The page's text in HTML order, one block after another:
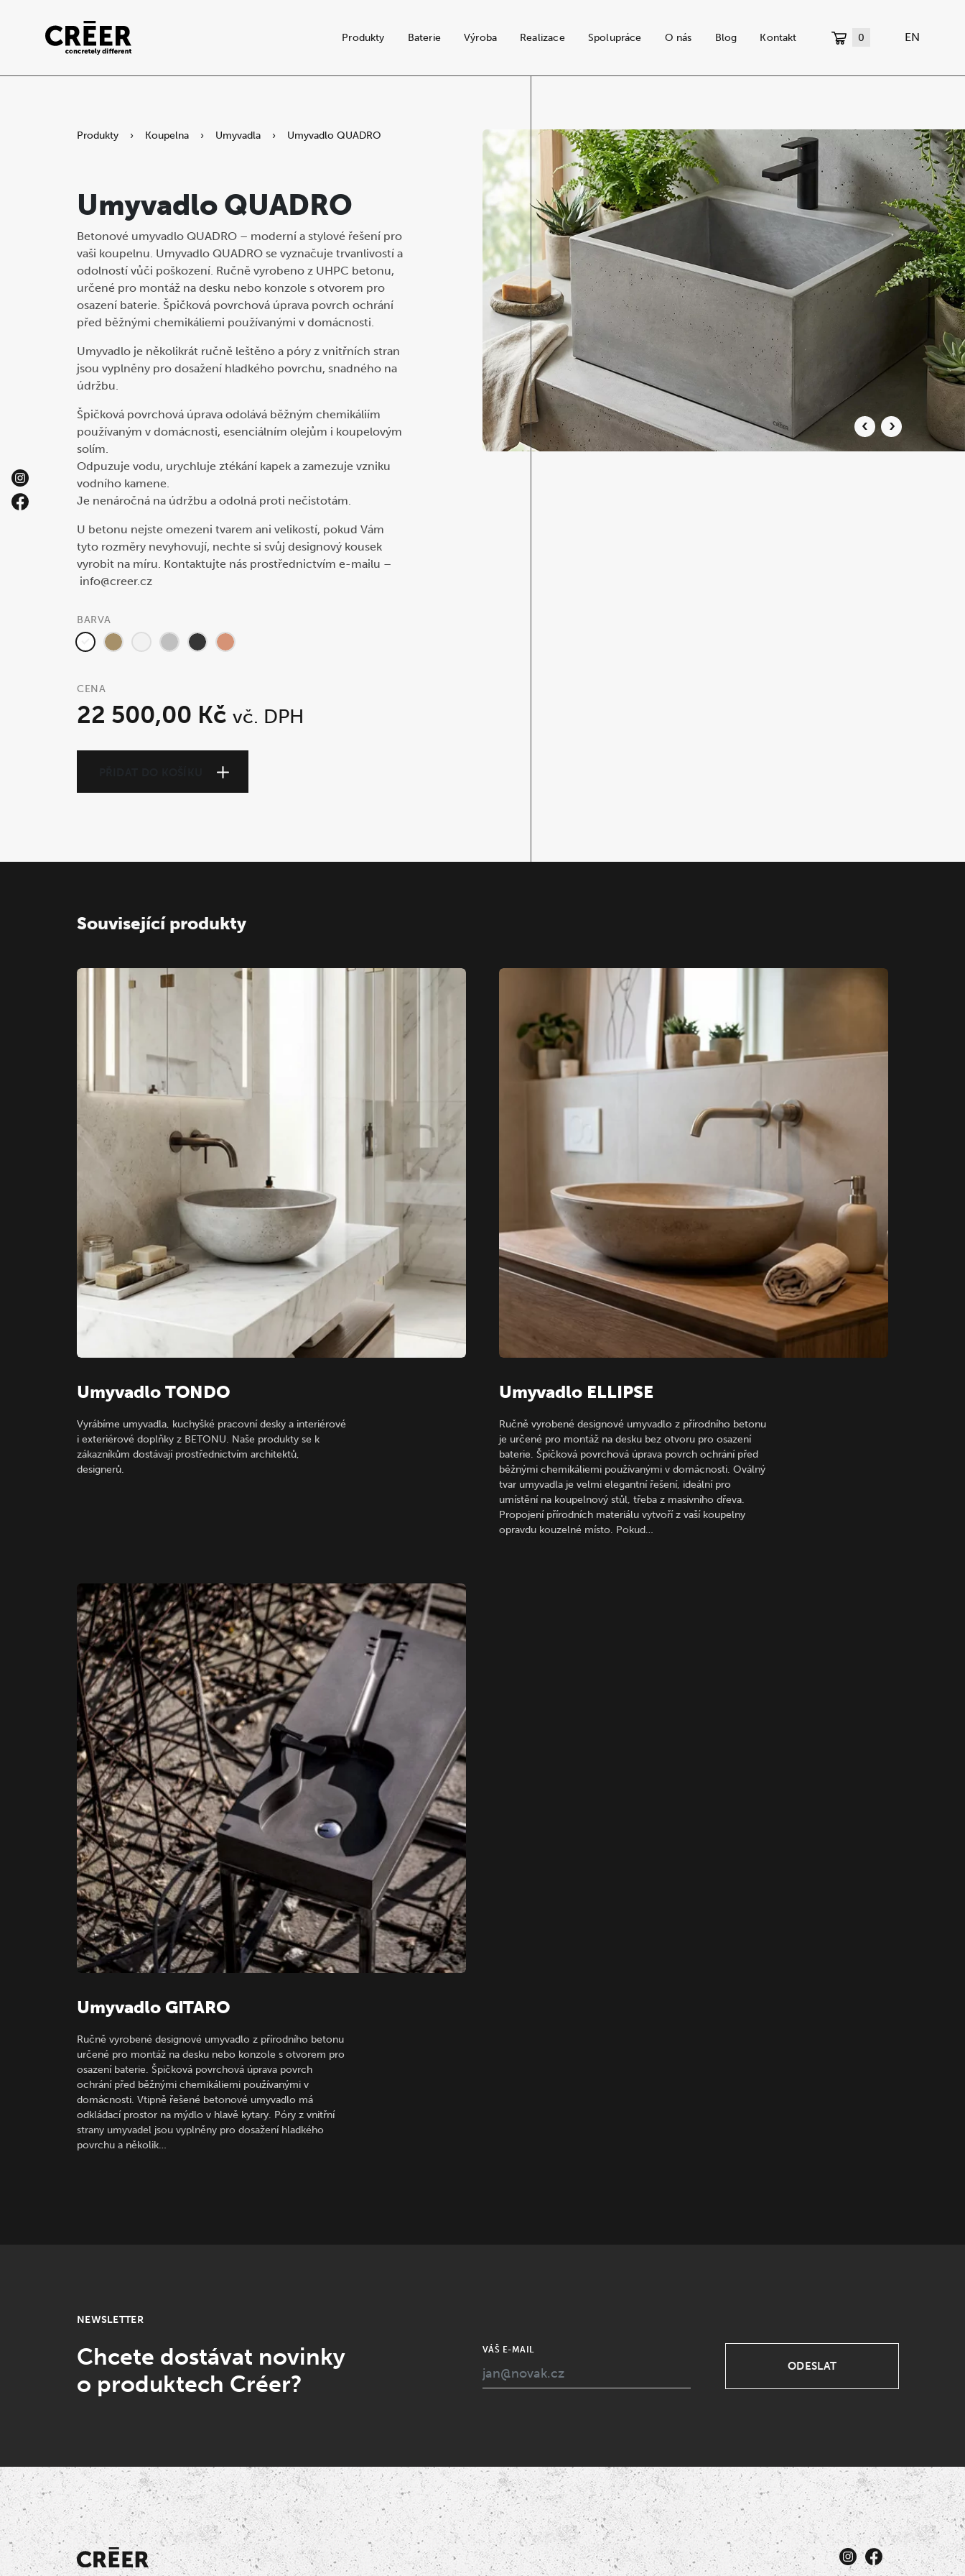
EN
Produkty Baterie Výroba Realizace Spolupráce O nás Blog Kontakt 0
Produkty › Koupelna › Umyvadla › Umyvadlo QUADRO
Umyvadlo QUADRO
Betonové umyvadlo QUADRO – moderní a stylové řešení pro
vaši koupelnu. Umyvadlo QUADRO se vyznačuje trvanlivostí a
odolností vůči poškození. Ručně vyrobeno z UHPC betonu,
určené pro montáž na desku nebo konzole s otvorem pro
osazení baterie. Špičková povrchová úprava povrch ochrání
před běžnými chemikáliemi používanými v domácnosti.
Umyvadlo je několikrát ručně leštěno a póry z vnitřních stran
jsou vyplněny pro dosažení hladkého povrchu, snadného na
údržbu.
Špičková povrchová úprava odolává běžným chemikáliím
používaným v domácnosti, esenciálním olejům i koupelovým
solím.
Odpuzuje vodu, urychluje ztékání kapek a zamezuje vzniku
vodního kamene.
Je nenáročná na údržbu a odolná proti nečistotám.
U betonu nejste omezeni tvarem ani velikostí, pokud Vám
tyto rozměry nevyhovují, nechte si svůj designový kousek
vyrobit na míru. Kontaktujte nás prostřednictvím e-mailu –
info@creer.cz
BARVA
CENA
22 500,00 Kč vč. DPH
Související produkty
Umyvadlo TONDO
Vyrábíme umyvadla, kuchyšké pracovní desky a interiérové
i exteriérové doplňky z BETONU. Naše produkty se k
zákazníkům dostávají prostřednictvím architektů,
designerů.
Umyvadlo ELLIPSE
Ručně vyrobené designové umyvadlo z přírodního betonu
je určené pro montáž na desku bez otvoru pro osazení
baterie. Špičková povrchová úprava povrch ochrání před
běžnými chemikáliemi používanými v domácnosti. Oválný
tvar umyvadla je velmi elegantní řešení, ideální pro
umístění na koupelnový stůl, třeba z masivního dřeva.
Propojení přírodních materiálu vytvoří z vaší koupelny
opravdu kouzelné místo. Pokud…
Umyvadlo GITARO
Ručně vyrobené designové umyvadlo z přírodního betonu
určené pro montáž na desku nebo konzole s otvorem pro
osazení baterie. Špičková povrchová úprava povrch
ochrání před běžnými chemikáliemi používanými v
domácnosti. Vtipně řešené betonové umyvadlo má
odkládací prostor na mýdlo v hlavě kytary. Póry z vnitřní
strany umyvadel jsou vyplněny pro dosažení hladkého
povrchu a několik…
NEWSLETTER
Chcete dostávat novinky
o produktech Créer?
VÁŠ E-MAIL